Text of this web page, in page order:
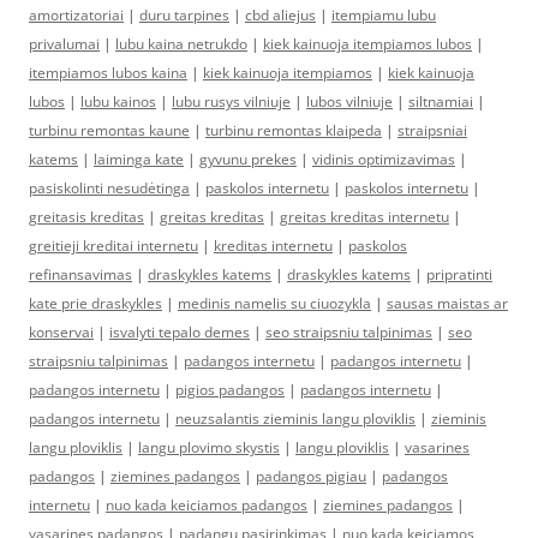
amortizatoriai | duru tarpines | cbd aliejus | itempiamu lubu
privalumai | lubu kaina netrukdo | kiek kainuoja itempiamos lubos |
itempiamos lubos kaina | kiek kainuoja itempiamos | kiek kainuoja
lubos | lubu kainos | lubu rusys vilniuje | lubos vilniuje | siltnamiai |
turbinu remontas kaune | turbinu remontas klaipeda | straipsniai
katems | laiminga kate | gyvunu prekes | vidinis optimizavimas |
pasiskolinti nesudėtinga | paskolos internetu | paskolos internetu |
greitasis kreditas | greitas kreditas | greitas kreditas internetu |
greitieji kreditai internetu | kreditas internetu | paskolos
refinansavimas | draskykles katems | draskykles katems | pripratinti
kate prie draskykles | medinis namelis su ciuozykla | sausas maistas ar
konservai | isvalyti tepalo demes | seo straipsniu talpinimas | seo
straipsniu talpinimas | padangos internetu | padangos internetu |
padangos internetu | pigios padangos | padangos internetu |
padangos internetu | neuzsalantis zieminis langu ploviklis | zieminis
langu ploviklis | langu plovimo skystis | langu ploviklis | vasarines
padangos | ziemines padangos | padangos pigiau | padangos
internetu | nuo kada keiciamos padangos | ziemines padangos |
vasarines padangos | padangu pasirinkimas | nuo kada keiciamos